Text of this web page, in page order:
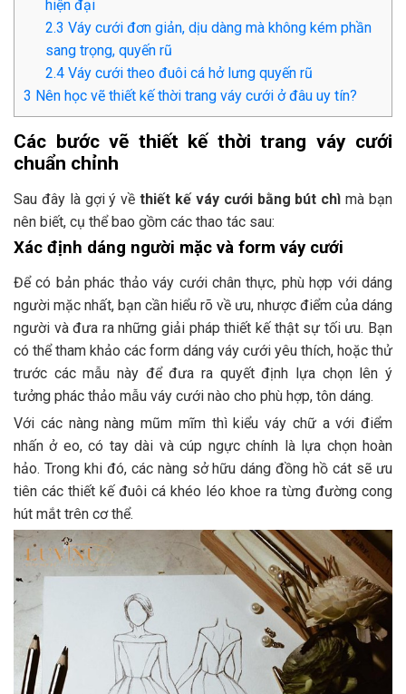
hiện đại
2.3 Váy cưới đơn giản, dịu dàng mà không kém phần
sang trọng, quyến rũ
2.4 Váy cưới theo đuôi cá hở lưng quyến rũ
3 Nên học vẽ thiết kế thời trang váy cưới ở đâu uy tín?
Các bước vẽ thiết kế thời trang váy cưới
chuẩn chỉnh
Sau đây là gợi ý vềthiết kế váy cưới bằng bút chìmà bạn
nên biết, cụ thể bao gồm các thao tác sau:
Xác định dáng người mặc và form váy cưới
Để có bản phác thảo váy cưới chân thực, phù hợp với dáng
người mặc nhất, bạn cần hiểu rõ về ưu, nhược điểm của dáng
người và đưa ra những giải pháp thiết kế thật sự tối ưu. Bạn
có thể tham khảo các form dáng váy cưới yêu thích, hoặc thử
trước các mẫu này để đưa ra quyết định lựa chọn lên ý
tưởng phác thảo mẫu váy cưới nào cho phù hợp, tôn dáng.
Với các nàng nàng mũm mĩm thì kiểu váy chữ a với điểm
nhấn ở eo, có tay dài và cúp ngực chính là lựa chọn hoàn
hảo. Trong khi đó, các nàng sở hữu dáng đồng hồ cát sẽ ưu
tiên các thiết kế đuôi cá khéo léo khoe ra từng đường cong
hút mắt trên cơ thể.